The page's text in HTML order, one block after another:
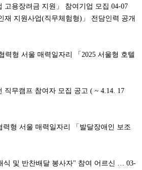
고용장려금 지원」 참여기업 모집 04-07
재 지원사업(직무체험형)」 전담인력 공개
력형 서울 매력일자리 「2025 서울형 호텔
직무캠프 참여자 모집 공고 ( ~ 4.14. 17
력형 서울 매력일자리 「발달장애인 보조
식 및 반찬배달 봉사자" 참여 어르신 … 03-